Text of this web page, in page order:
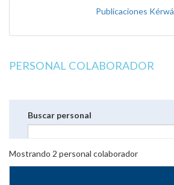
Publicaciones Kérwá
PERSONAL COLABORADOR
Buscar personal
Mostrando 2 personal colaborador